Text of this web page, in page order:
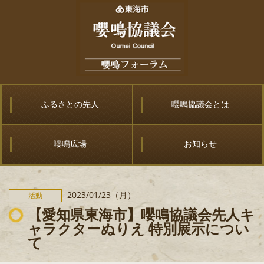
ふるさとの先人 嚶鳴協議会とは
嚶鳴広場 お知らせ
活動 2023/01/23（月）
【愛知県東海市】嚶鳴協議会先人キ
ャラクターぬりえ 特別展示につい
て